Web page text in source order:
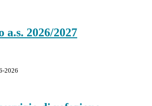
2026/2027
2026